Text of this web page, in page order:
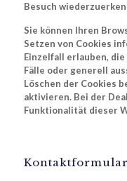
Besuch
Sie können Ihren
Setzen von Cookies
Einzelfall erlauben,
Fälle oder generell
Löschen der Cookies
aktivieren. Bei der
Funktionalität dieser
Kontaktformular